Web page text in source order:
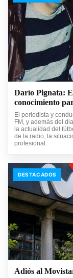
Darío Pignata:
conocimiento
El periodista y
FM, y además del
la actualidad del
de la radio, la
profesional.
DESTACADOS
Adiós al